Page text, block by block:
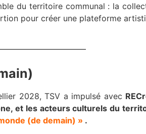
du territoire communal : la
pour créer une plateforme
2028, TSV a impulsé avec
et les acteurs culturels du
(de demain) » .